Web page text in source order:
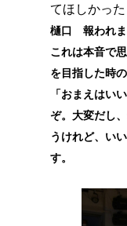
てほしかった
樋口 報われま
これは本音で
を目指した時
「おまえはい
ぞ。大変だし
うけれど、い
す。